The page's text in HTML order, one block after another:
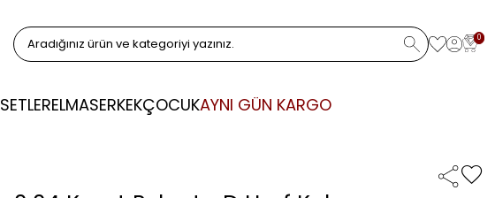
0
SETLERELMASERKEKÇOCUKAYNI GÜN KARGO